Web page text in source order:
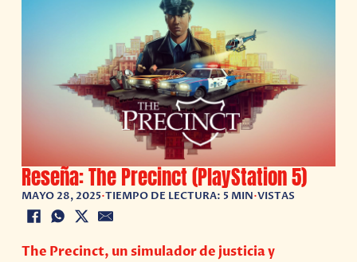
Reseña: The Precinct (PlayStation 5)
MAYO 28, 2025•TIEMPO DE LECTURA: 5 MIN•VISTAS
The Precinct, un simulador de justicia y